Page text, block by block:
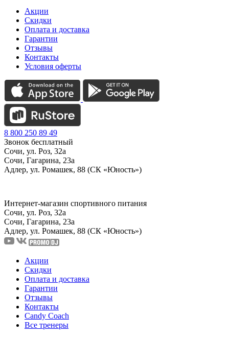
Акции
Скидки
Оплата и доставка
Гарантии
Отзывы
Контакты
Условия оферты
8 800 250 89 49
Звонок бесплатный
Сочи, ул. Роз, 32а
Сочи, Гагарина, 23а
Адлер, ул. Ромашек, 88 (СК «Юность»)
Интернет-магазин спортивного питания
Сочи, ул. Роз, 32а
Сочи, Гагарина, 23а
Адлер, ул. Ромашек, 88 (СК «Юность»)
Акции
Скидки
Оплата и доставка
Гарантии
Отзывы
Контакты
Candy Coach
Все тренеры